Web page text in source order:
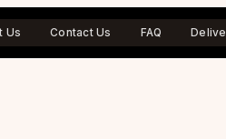
Us Contact Us FAQ